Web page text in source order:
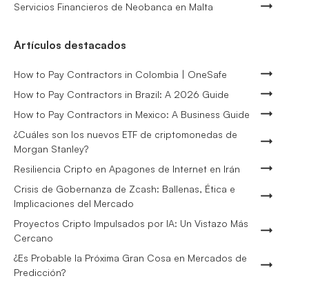
Servicios Financieros de Neobanca en Malta
Artículos destacados
How to Pay Contractors in Colombia | OneSafe
How to Pay Contractors in Brazil: A 2026 Guide
How to Pay Contractors in Mexico: A Business Guide
¿Cuáles son los nuevos ETF de criptomonedas de
Morgan Stanley?
Resiliencia Cripto en Apagones de Internet en Irán
Crisis de Gobernanza de Zcash: Ballenas, Ética e
Implicaciones del Mercado
Proyectos Cripto Impulsados por IA: Un Vistazo Más
Cercano
¿Es Probable la Próxima Gran Cosa en Mercados de
Predicción?